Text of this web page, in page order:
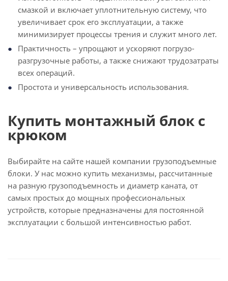
смазкой и включает уплотнительную систему, что
увеличивает срок его эксплуатации, а также
минимизирует процессы трения и служит много лет.
Практичность – упрощают и ускоряют погрузо-
разгрузочные работы, а также снижают трудозатраты
всех операций.
Простота и универсальность использования.
Купить монтажный блок с
крюком
Выбирайте на сайте нашей компании грузоподъемные
блоки. У нас можно купить механизмы, рассчитанные
на разную грузоподъемность и диаметр каната, от
самых простых до мощных профессиональных
устройств, которые предназначены для постоянной
эксплуатации с большой интенсивностью работ.